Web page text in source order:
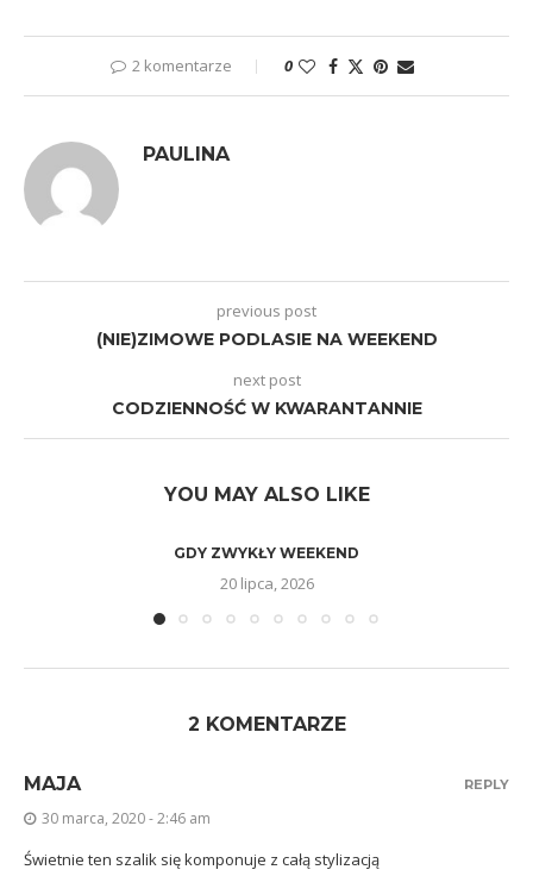
2 komentarze 0
PAULINA
previous post
(NIE)ZIMOWE PODLASIE NA WEEKEND
next post
CODZIENNOŚĆ W KWARANTANNIE
YOU MAY ALSO LIKE
GDY ZWYKŁY WEEKEND
20 lipca, 2026
2 KOMENTARZE
MAJA
30 marca, 2020 - 2:46 am
Świetnie ten szalik się komponuje z całą stylizacją
REPLY